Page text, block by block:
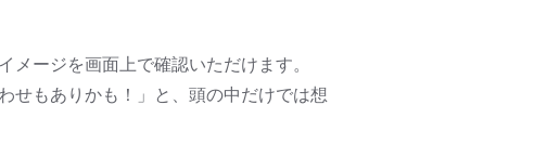
ージを画面上で確認いただけます。
せもありかも！」と、頭の中だけでは想